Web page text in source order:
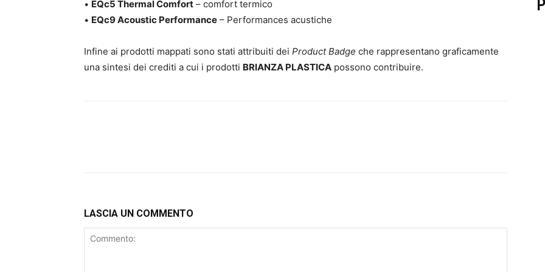
• EQc5 Thermal Comfort – comfort termico
• EQc9 Acoustic Performance – Performances acustiche
Infine ai prodotti mappati sono stati attribuiti dei Product Badge che rappresentano graficamente
una sintesi dei crediti a cui i prodotti BRIANZA PLASTICA possono contribuire.
LASCIA UN COMMENTO